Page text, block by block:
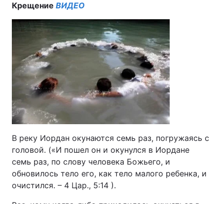
Тема оформлення
Крещение ВИДЕО
В реку Иордан окунаются семь раз, погружаясь с
головой. («И пошел он и окунулся в Иордане
семь раз, по слову человека Божьего, и
обновилось тело его, как тело малого ребенка, и
очистился. – 4 Цар., 5:14 ).